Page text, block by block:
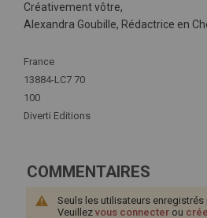
Créativement vôtre,
Alexandra Goubille, Rédactrice en
Plus
d'infos
France
13884-LC7 70
100
Diverti Editions
COMMENTAIRES
Seuls les utilisateurs enregistrés
Veuillez vous connecter ou